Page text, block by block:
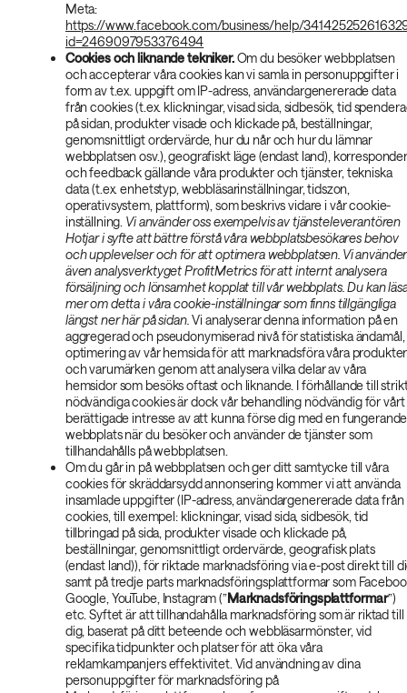
Meta:
https://www.facebook.com/business/help/
id=2469097953376494
Cookies och liknande tekniker.Om du besöker webbplatsen
och accepterar våra cookies kan vi samla in personuppgifter i
form av t.ex. uppgift om IP-adress, användargenererade data
från cookies (t.ex. klickningar, visad sida, sidbesök, tid
på sidan, produkter visade och klickade på, beställningar,
genomsnittligt ordervärde, hur du når och hur du lämnar
webbplatsen osv.), geografiskt läge (endast land),
och feedback gällande våra produkter och tjänster, tekniska
data (t.ex. enhetstyp, webbläsarinställningar, tidszon,
operativsystem, plattform), som beskrivs vidare i vår cookie-
inställning. Vi använder oss exempelvis av tjänsteleverantören
Hotjar i syfte att bättre förstå våra webbplatsbesökares behov
och upplevelser och för att optimera webbplatsen. Vi använder
även analysverktyget ProfitMetrics för att internt analysera
försäljning och lönsamhet kopplat till vår webbplats. Du kan
mer om detta i våra cookie-inställningar som finns tillgängliga
längst ner här på sidan. Vi analyserar denna information på en
aggregerad och pseudonymiserad nivå för statistiska ändamål,
optimering av vår hemsida för att marknadsföra våra produkter
och varumärken genom att analysera vilka delar av våra
hemsidor som besöks oftast och liknande. I förhållande till
nödvändiga cookies är dock vår behandling nödvändig för vårt
berättigade intresse av att kunna förse dig med en fungerande
webbplats när du besöker och använder de tjänster som
tillhandahålls på webbplatsen.
Om du går in på webbplatsen och ger ditt samtycke till våra
cookies för skräddarsydd annonsering kommer vi att använda
insamlade uppgifter (IP-adress, användargenererade data från
cookies, till exempel: klickningar, visad sida, sidbesök, tid
tillbringad på sida, produkter visade och klickade på,
beställningar, genomsnittligt ordervärde, geografisk plats
(endast land)), för riktade marknadsföring via e-post direkt till
samt på tredje parts marknadsföringsplattformar som
Google, YouTube, Instagram (”Marknadsföringsplattformar”)
etc. Syftet är att tillhandahålla marknadsföring som är riktad till
dig, baserat på ditt beteende och webbläsarmönster, vid
specifika tidpunkter och platser för att öka våra
reklamkampanjers effektivitet. Vid användning av dina
personuppgifter för marknadsföring på